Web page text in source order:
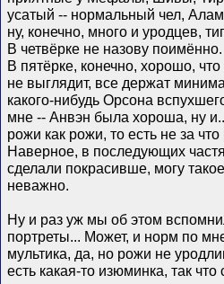
усатый -- нормальный чел,
ну, конечно, много и уродцев,
В четвёрке не назову поимённо.
В пятёрке, конечно, хорошо,
не выглядит, все держат
какого-нибудь Орсона
мне -- Анвэн была хороша, ну
рожи как рожи, то есть не за что
Наверное, в последующих
сделали покрасивше, могу
неважно.
Ну и раз уж мы об этом
портреты... Может, и норм по
мультика, да, но рожи не
есть какая-то изюминка, так что